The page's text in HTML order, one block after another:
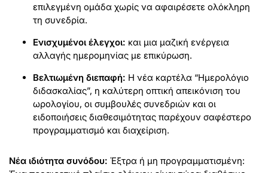
επιλεγμένη ομάδα χωρίς να αφαιρέσετε ολόκληρη
τη συνεδρία.
Ενισχυμένοι έλεγχοι: και μια μαζική ενέργεια
αλλαγής ημερομηνίας με επικύρωση.
Βελτιωμένη διεπαφή: Η νέα καρτέλα “Ημερολόγιο
διδασκαλίας”, η καλύτερη οπτική απεικόνιση του
ωρολογίου, οι συμβουλές συνεδριών και οι
ειδοποιήσεις διαθεσιμότητας παρέχουν σαφέστερο
προγραμματισμό και διαχείριση.
Νέα ιδιότητα συνόδου: Έξτρα ή μη προγραμματισμένη: